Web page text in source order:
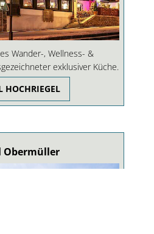
Wander-, Wellness- &
exklusiver Küche.
HOCHRIEGEL
Obermüller